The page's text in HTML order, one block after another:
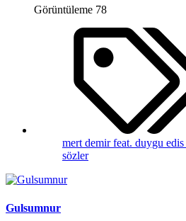
Görüntüleme 78
mert demir feat. duygu edis
sözler
Gulsumnur